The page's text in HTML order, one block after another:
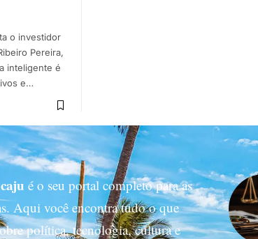
o investidor
Pereira,
inteligente é
e…
é o seu portal completo para as
Aqui você encontra tudo o que
política, tecnologia, cultura e